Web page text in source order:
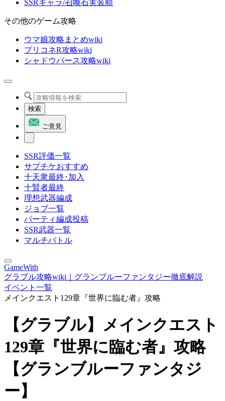
SSRキャラ/召喚石実装順
その他のゲーム攻略
ウマ娘攻略まとめwiki
プリコネR攻略wiki
シャドウバース攻略wiki
検索
ご意見
SSR評価一覧
サプチケおすすめ
十天衆最終･加入
十賢者最終
理想武器編成
ジョブ一覧
パーティ編成投稿
SSR武器一覧
マルチバトル
GameWith
グラブル攻略wiki｜グランブルーファンタジー徹底解説
イベント一覧
メインクエスト129章『世界に臨む者』攻略
【グラブル】メインクエスト
129章『世界に臨む者』攻略
【グランブルーファンタジ
ー】